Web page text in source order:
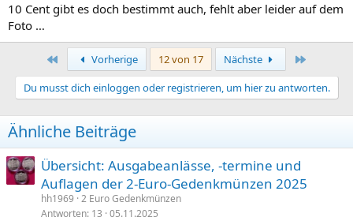
10 Cent gibt es doch bestimmt auch, fehlt aber leider auf dem
Foto …
Erste Vorherige 12 von 17 Nächste
Du musst dich einloggen oder registrieren, um hier zu antworten.
Ähnliche Beiträge
Übersicht: Ausgabeanlässe, -termine und
Auflagen der 2-Euro-Gedenkmünzen 2025
hh1969 2 Euro Gedenkmünzen
Antworten 13 05.11.2025